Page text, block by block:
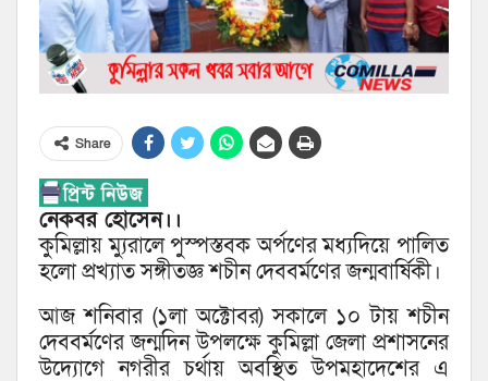
Share
নেকবর হোসেন।।
কুমিল্লায় ম্যুরালে পুস্পস্তবক অর্পণের মধ্যদিয়ে পালিত
হলো প্রখ্যাত সঙ্গীতজ্ঞ শচীন দেববর্মণের জন্মবার্ষিকী।
আজ শনিবার (১লা অক্টোবর) সকালে ১০ টায় শচীন
দেববর্মণের জন্মদিন উপলক্ষে কুমিল্লা জেলা প্রশাসনের
উদ্যোগে নগরীর চর্থায় অবস্থিত উপমহাদেশের এ